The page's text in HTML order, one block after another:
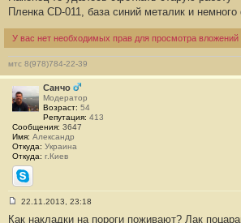
б
е
и
е
#
Пленка CD-011, база синий металик и
У вас нет необходимых прав для просмотра
мтс 8(978)784-22-39
Санчо
Модератор
Возраст: 54
Репутация: 413
Сообщения: 3647
Имя: Александр
Откуда: Украина
Откуда: г.Киев
Skype
о
22.11.2013, 23:18
Как накладки на пороги поживают? Лак